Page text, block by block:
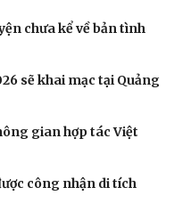
chưa kể về bản tình
sẽ khai mạc tại Quảng
gian hợp tác Việt
công nhận di tích